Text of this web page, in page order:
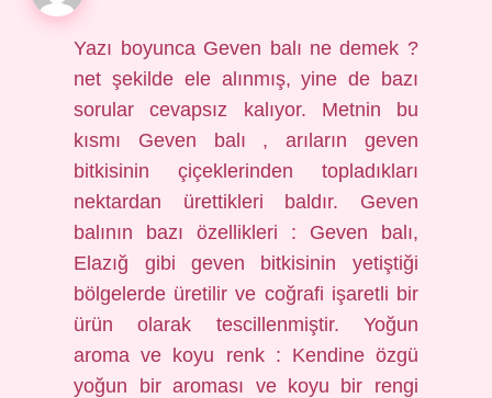
Yazı boyunca Geven balı ne demek ?
net şekilde ele alınmış, yine de bazı
sorular cevapsız kalıyor. Metnin bu
kısmı Geven balı , arıların geven
bitkisinin çiçeklerinden topladıkları
nektardan ürettikleri baldır. Geven
balının bazı özellikleri : Geven balı,
Elazığ gibi geven bitkisinin yetiştiği
bölgelerde üretilir ve coğrafi işaretli bir
ürün olarak tescillenmiştir. Yoğun
aroma ve koyu renk : Kendine özgü
yoğun bir aroması ve koyu bir rengi